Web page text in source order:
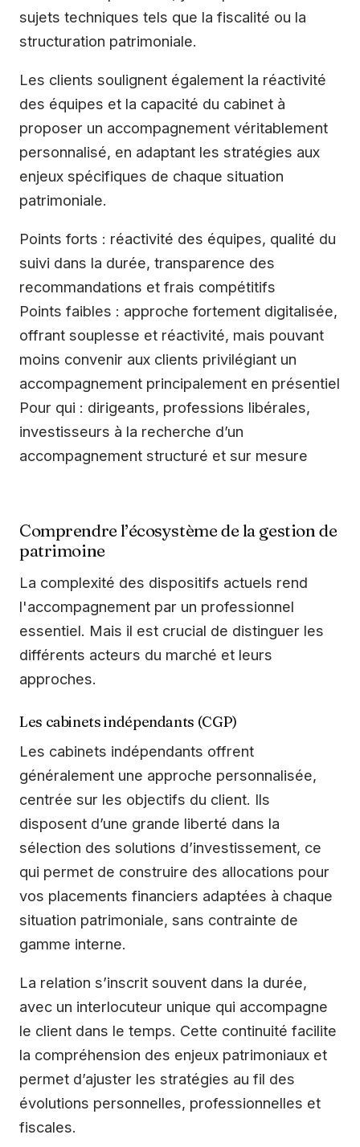
sujets techniques tels que la fiscalité ou la
structuration patrimoniale.
Les clients soulignent également la réactivité
des équipes et la capacité du cabinet à
proposer un accompagnement véritablement
personnalisé, en adaptant les stratégies aux
enjeux spécifiques de chaque situation
patrimoniale.
Points forts : réactivité des équipes, qualité du
suivi dans la durée, transparence des
recommandations et frais compétitifs
Points faibles : approche fortement digitalisée,
offrant souplesse et réactivité, mais pouvant
moins convenir aux clients privilégiant un
accompagnement principalement en présentiel
Pour qui : dirigeants, professions libérales,
investisseurs à la recherche d’un
accompagnement structuré et sur mesure
Comprendre l’écosystème de la gestion de
patrimoine
La complexité des dispositifs actuels rend
l'accompagnement par un professionnel
essentiel. Mais il est crucial de distinguer les
différents acteurs du marché et leurs
approches.
Les cabinets indépendants (CGP)
Les cabinets indépendants offrent
généralement une approche personnalisée,
centrée sur les objectifs du client. Ils
disposent d’une grande liberté dans la
sélection des solutions d’investissement, ce
qui permet de construire des allocations pour
vos placements financiers adaptées à chaque
situation patrimoniale, sans contrainte de
gamme interne.
La relation s’inscrit souvent dans la durée,
avec un interlocuteur unique qui accompagne
le client dans le temps. Cette continuité facilite
la compréhension des enjeux patrimoniaux et
permet d’ajuster les stratégies au fil des
évolutions personnelles, professionnelles et
fiscales.